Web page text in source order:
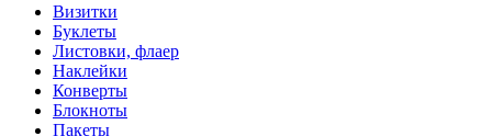
Визитки
Буклеты
Листовки, флаер
Наклейки
Конверты
Блокноты
Пакеты